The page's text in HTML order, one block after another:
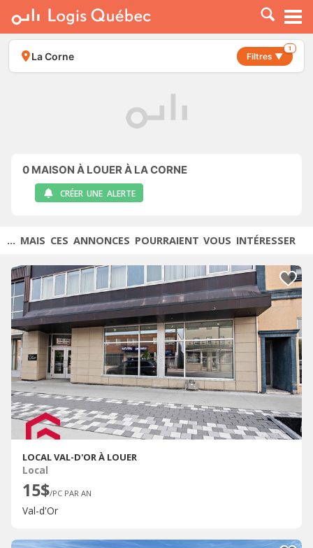
À LOUER
À VENDRE
PLACER UNE ANNONCE
La Corne Filtres ▼
1
0 MAISON À LOUER À LA CORNE
CRÉER UNE ALERTE
... MAIS CES ANNONCES POURRAIENT VOUS INTÉRESSER
LOCAL VAL-D'OR À LOUER
Local
15$/PC PAR AN
Val-d'Or